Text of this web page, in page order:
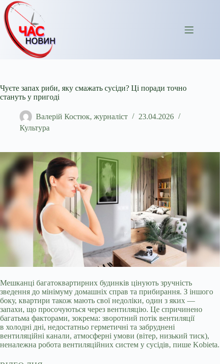
Перейти
до
вмісту
Чуєте запах риби, яку смажать сусіди? Ці поради точно
стануть у пригоді
Валерій Костюк, журналіст
23.04.2026
Культура
Мешканці багатоквартирних будинків цінують зручність
зведення до мінімуму домашніх справ та прибирання. З іншого
боку, квартири також мають свої недоліки, один з яких —
запахи, що просочуються через вентиляцію. Це спричинено
багатьма факторами, зокрема: зворотний потік вентиляції
в холодні дні, недостатньо герметичні та забруднені
вентиляційні канали, атмосферні умови (вітер, низький тиск),
неналежна робота вентиляційних систем у сусідів, пише Kobieta.